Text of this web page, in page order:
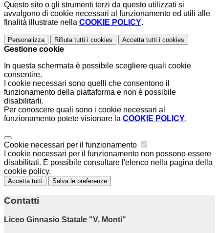
Questo sito o gli strumenti terzi da questo utilizzati si
avvalgono di cookie necessari al funzionamento ed utili alle
finalità illustrate nella COOKIE POLICY.
Personalizza Rifiuta tutti i cookies Accetta tutti i cookies
Gestione cookie
In questa schermata è possibile scegliere quali cookie
consentire.
I cookie necessari sono quelli che consentono il
funzionamento della piattaforma e non è possibile
disabilitarli.
Per conoscere quali sono i cookie necessari al
funzionamento potete visionare la COOKIE POLICY.
Cookie necessari per il funzionamento
I cookie necessari per il funzionamento non possono essere
disabilitati. È possibile consultare l'elenco nella pagina della
cookie policy.
Accetta tutti Salva le preferenze
Contatti
Liceo Ginnasio Statale "V. Monti"